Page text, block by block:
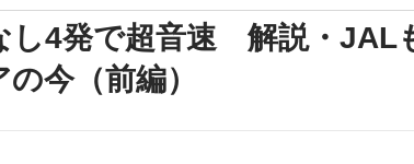
し4発で超音速 解説・JAL
今（前編）